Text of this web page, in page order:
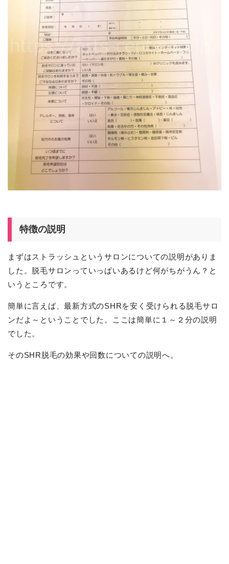
特徴の説明
まずはストラッシュというサロンについての説明がありま
した。脱毛サロンっていっぱいあるけど何がちがうん？と
いうところです。
簡単に言えば、最新方式のSHRを安く受けられる脱毛サロ
ンだよ～ということでした。ここは簡単に１～２分の説明
でした。
そのSHR脱毛の効果や回数についての説明へ。